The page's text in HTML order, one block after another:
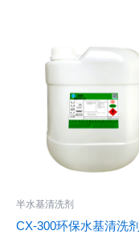
半水基清洗剂
CX-300环保水基清洗剂